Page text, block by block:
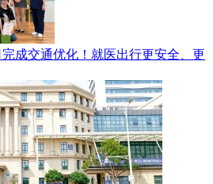
成交通优化！就医出行更安全、更